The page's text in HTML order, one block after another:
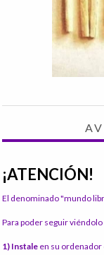
¡ATENCIÓN!
El denominado "mundo
Para poder seguir
1) Instale en su